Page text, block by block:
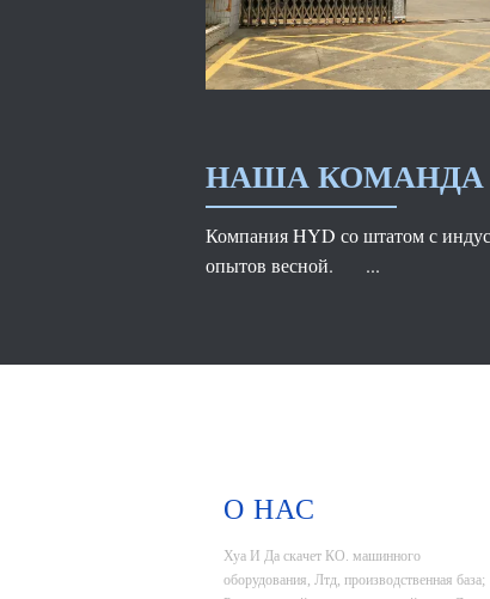
НАША КОМАНДА
Компания HYD со штатом с
опытов весной. ...
О НАС
Хуа И Да скачет КО. машинного
оборудования, Лтд, производственная база;